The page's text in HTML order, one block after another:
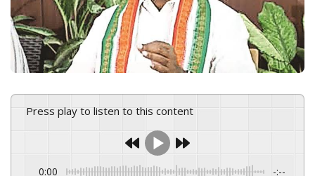
l
Press play to listen to this content
0:00 -:--